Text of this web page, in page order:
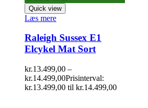
Quick view
Læs mere
Raleigh Sussex E1
Elcykel Mat Sort
kr.13.499,00 –
kr.14.499,00Prisinterval:
kr.13.499,00 til kr.14.499,00